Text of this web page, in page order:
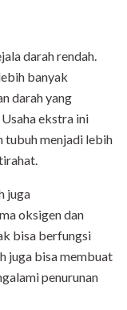
darah rendah.
banyak
darah yang
ekstra ini
tubuh menjadi lebih
juga
oksigen dan
bisa berfungsi
juga bisa membuat
penurunan